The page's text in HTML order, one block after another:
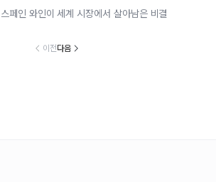
페인 와인이 세계 시장에서 살아남은 비결
이전다음